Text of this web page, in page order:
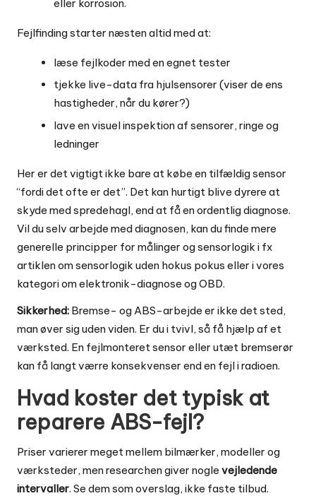
eller korrosion.
Fejlfinding starter næsten altid med at:
læse fejlkoder med en egnet tester
tjekke live-data fra hjulsensorer (viser de ens
hastigheder, når du kører?)
lave en visuel inspektion af sensorer, ringe og
ledninger
Her er det vigtigt ikke bare at købe en tilfældig sensor
“fordi det ofte er det”. Det kan hurtigt blive dyrere at
skyde med spredehagl, end at få en ordentlig diagnose.
Vil du selv arbejde med diagnosen, kan du finde mere
generelle principper for målinger og sensorlogik i fx
artiklen omsensorlogik uden hokus pokus eller i vores
kategori omelektronik-diagnose og OBD.
Sikkerhed: Bremse- og ABS-arbejde er ikke det sted,
man øver sig uden viden. Er du i tvivl, så få hjælp af et
værksted. En fejlmonteret sensor eller utæt bremserør
kan få langt værre konsekvenser end en fejl i radioen.
Hvad koster det typisk at
reparere ABS-fejl?
Priser varierer meget mellem bilmærker, modeller og
værksteder, men researchen giver nogle vejledende
intervaller. Se dem som overslag, ikke faste tilbud.